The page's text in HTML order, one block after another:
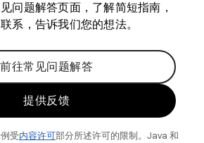
问题解答页面，了解简短指南，
系，告诉我们您的想法。
前往常见问题解答
提供反馈
受内容许可部分所述许可的限制。Java 和